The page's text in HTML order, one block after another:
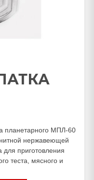
планетарного МПЛ-60
нержавеющей
для приготовления
теста, мясного и